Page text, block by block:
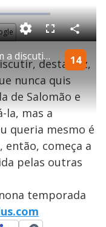
Abisague e Naamá voltam a discutir por Salomão | Reis 14
F
s
c
e
n
C
o
m
a
a
desta vez,
nunca quis
de Salomão e
la, mas a
queria mesmo é
então, começa a
pelas outras
temporada